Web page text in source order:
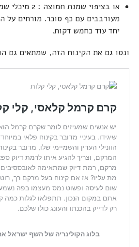
או בציפוי שמנת
מעורבבים עם כף סוכר. מורחים על
יחד עוד כחמש דקות.
ונסו גם את הקינוח הזה, שמתאים גם